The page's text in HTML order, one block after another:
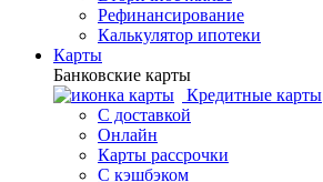
Рефинансирование
Калькулятор ипотеки
Карты
Банковские карты
Кредитные карты
С доставкой
Онлайн
Карты рассрочки
С кэшбэком